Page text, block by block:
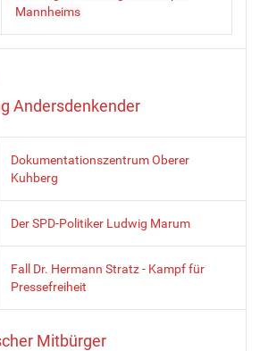
Mannheims
Andersdenkender
Dokumentationszentrum Oberer
Kuhberg
Der SPD-Politiker Ludwig Marum
Fall Dr. Hermann Stratz - Kampf für
Pressefreiheit
Mitbürger